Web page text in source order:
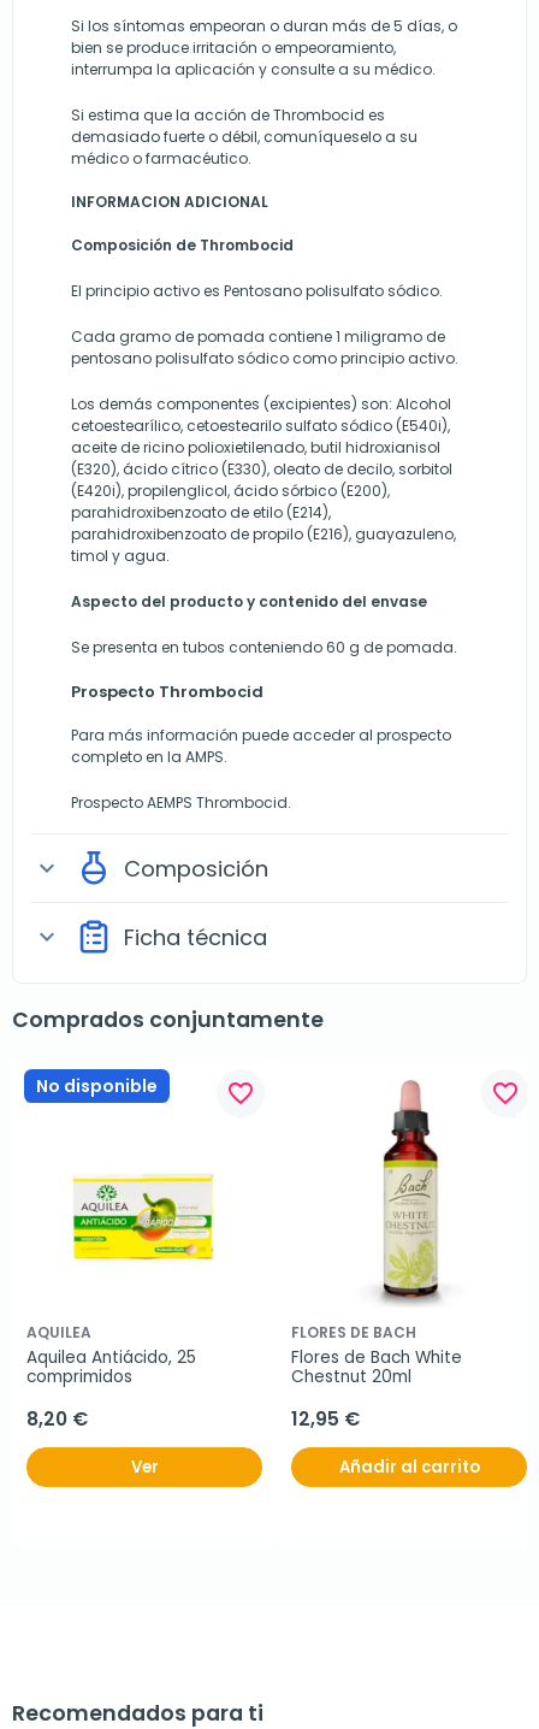
Si los síntomas empeoran o duran más de 5 días, o
bien se produce irritación o empeoramiento,
interrumpa la aplicación y consulte a su médico.
Si estima que la acción de Thrombocid es
demasiado fuerte o débil, comuníqueselo a su
médico o farmacéutico.
INFORMACION ADICIONAL
Composición de Thrombocid
El principio activo es Pentosano polisulfato sódico.
Cada gramo de pomada contiene 1 miligramo de
pentosano polisulfato sódico como principio activo.
Los demás componentes (excipientes) son: Alcohol
cetoestearílico, cetoestearilo sulfato sódico (E540i),
aceite de ricino polioxietilenado, butil hidroxianisol
(E320), ácido cítrico (E330), oleato de decilo, sorbitol
(E420i), propilenglicol, ácido sórbico (E200),
parahidroxibenzoato de etilo (E214),
parahidroxibenzoato de propilo (E216), guayazuleno,
timol y agua.
Aspecto del producto y contenido del envase
Se presenta en tubos conteniendo 60 g de pomada.
Prospecto Thrombocid
Para más información puede acceder al prospecto
completo en la AMPS.
Prospecto AEMPS Thrombocid.
expand_more Composición
expand_more Ficha técnica
Comprados conjuntamente
No disponible favorite_border
AQUILEA
Aquilea Antiácido, 25
comprimidos
8,20 €
Ver
favorite_border
FLORES DE BACH
Flores de Bach White
Chestnut 20ml
12,95 €
Añadir al carrito
Recomendados para ti